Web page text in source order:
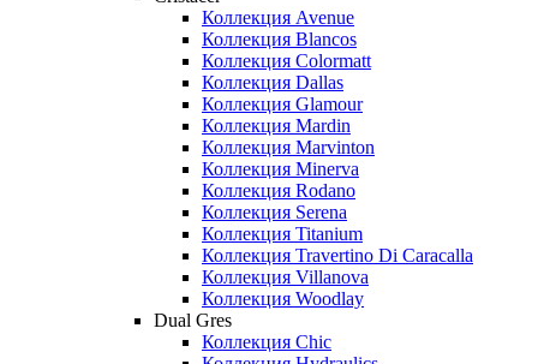
Коллекция Avenue
Коллекция Blancos
Коллекция Colormatt
Коллекция Dallas
Коллекция Glamour
Коллекция Mardin
Коллекция Marvinton
Коллекция Minerva
Коллекция Rodano
Коллекция Serena
Коллекция Titanium
Коллекция Travertino Di Caracalla
Коллекция Villanova
Коллекция Woodlay
Dual Gres
Коллекция Chic